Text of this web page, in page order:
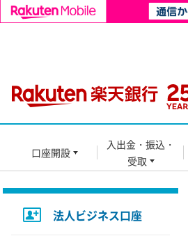
口座開設
入出金・振込・
受取
法人ビジネス口座